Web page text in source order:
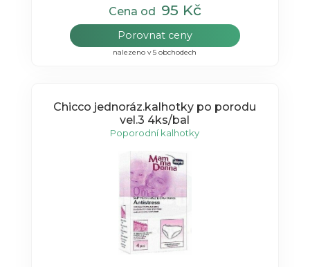
Cena od 95 Kč
Porovnat ceny
nalezeno v 5 obchodech
Chicco jednoráz.kalhotky po porodu
vel.3 4ks/bal
Poporodní kalhotky